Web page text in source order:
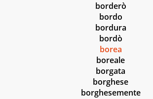
borderò
bordo
bordura
bordò
borea
boreale
borgata
borghese
borghesemente